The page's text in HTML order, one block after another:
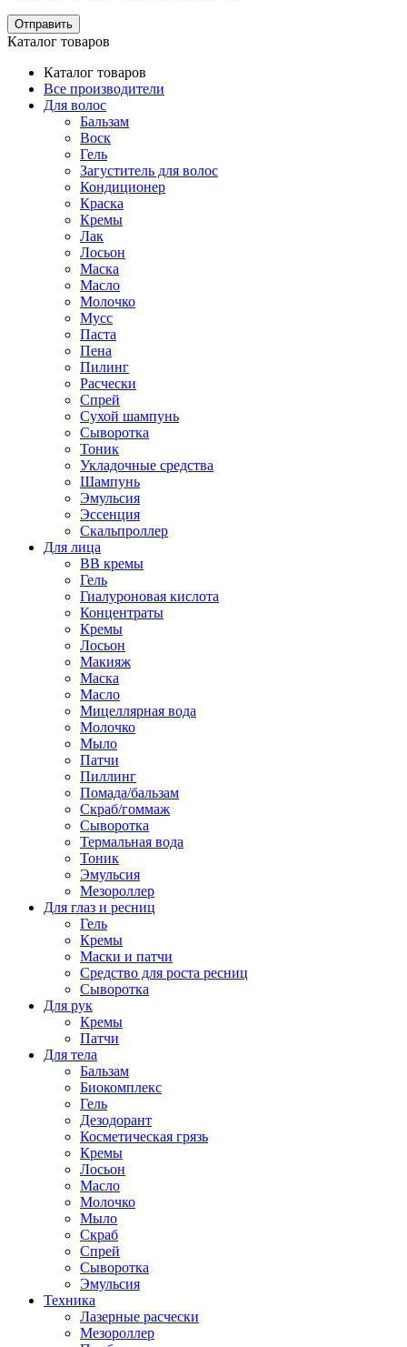
Отправить
Каталог товаров
Каталог товаров
Все производители
Для волос
Бальзам
Воск
Гель
Загуститель для волос
Кондиционер
Краска
Кремы
Лак
Лосьон
Маска
Масло
Молочко
Мусс
Паста
Пена
Пилинг
Расчески
Спрей
Сухой шампунь
Сыворотка
Тоник
Укладочные средства
Шампунь
Эмульсия
Эссенция
Скальпроллер
Для лица
BB кремы
Гель
Гиалуроновая кислота
Концентраты
Кремы
Лосьон
Макияж
Маска
Масло
Мицеллярная вода
Молочко
Мыло
Патчи
Пиллинг
Помада/бальзам
Скраб/гоммаж
Сыворотка
Термальная вода
Тоник
Эмульсия
Мезороллер
Для глаз и ресниц
Гель
Кремы
Маски и патчи
Средство для роста ресниц
Сыворотка
Для рук
Кремы
Патчи
Для тела
Бальзам
Биокомплекс
Гель
Дезодорант
Косметическая грязь
Кремы
Лосьон
Масло
Молочко
Мыло
Скраб
Спрей
Сыворотка
Эмульсия
Техника
Лазерные расчески
Мезороллер